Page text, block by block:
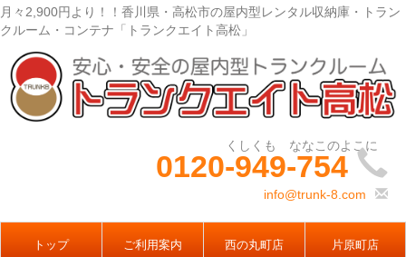
月々2,900円より！！香川県・高松市の屋内型レンタル収納庫・トラン
クルーム・コンテナ「トランクエイト高松」
0120-949-754
info@trunk-8.com
トップ ご利用案内 西の丸町店 片原町店